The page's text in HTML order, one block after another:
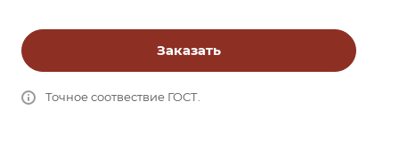
Заказать
Точное соотвествие ГОСТ.